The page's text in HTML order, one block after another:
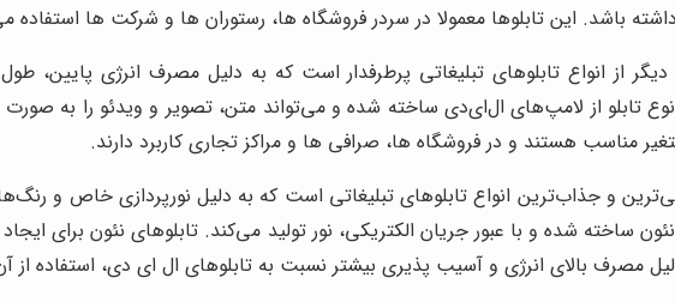
باشد. این تابلوها معمولا در سردر فروشگاه ها، رستوران ها و شرکت ها استفاده
از انواع تابلوهای تبلیغاتی پرطرفدار است که به دلیل مصرف انرژی پایین،
تابلو از لامپ‌های ال‌ای‌دی ساخته شده و می‌تواند متن، تصویر و ویدئو را به
مناسب هستند و در فروشگاه ها، صرافی ها و مراکز تجاری کاربرد دارند.
و جذاب‌ترین انواع تابلوهای تبلیغاتی است که به دلیل نورپردازی خاص و
ساخته شده و با عبور جریان الکتریکی، نور تولید می‌کند. تابلوهای نئون برای
مصرف بالای انرژی و آسیب پذیری بیشتر نسبت به تابلوهای ال ای دی، استفاده